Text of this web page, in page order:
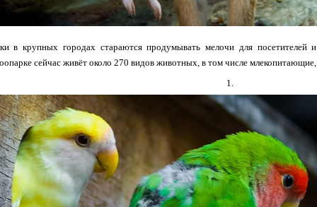
в крупных городах стараются продумывать мелочи для
сейчас живёт около 270 видов животных, в том числе
1.